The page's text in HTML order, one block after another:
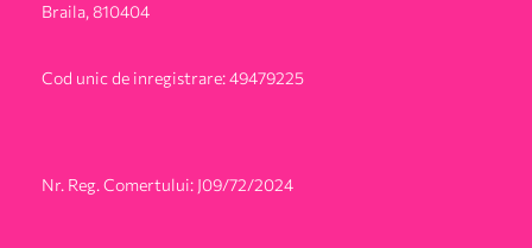
Braila, 810404
Cod unic de inregistrare: 49479225
Nr. Reg. Comertului: J09/72/2024